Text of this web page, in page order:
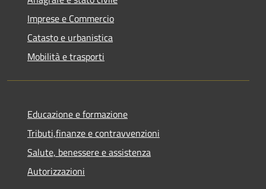
Imprese e Commercio
Catasto e urbanistica
Mobilità e trasporti
Educazione e formazione
Tributi,finanze e contravvenzioni
Salute, benessere e assistenza
Autorizzazioni